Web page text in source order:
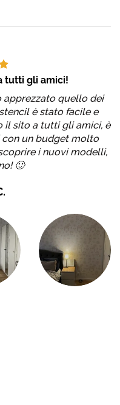
tutti gli amici!
quello dei
è stato facile e
il sito a tutti gli amici, è
un budget molto
i nuovi modelli,
🙂